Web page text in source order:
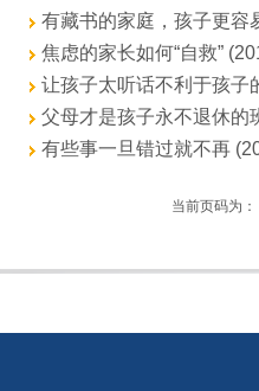
有藏书的家庭，孩子更容
焦虑的家长如何“自救”
让孩子太听话不利于孩子
父母才是孩子永不退休的
有些事一旦错过就不再
当前页码为：